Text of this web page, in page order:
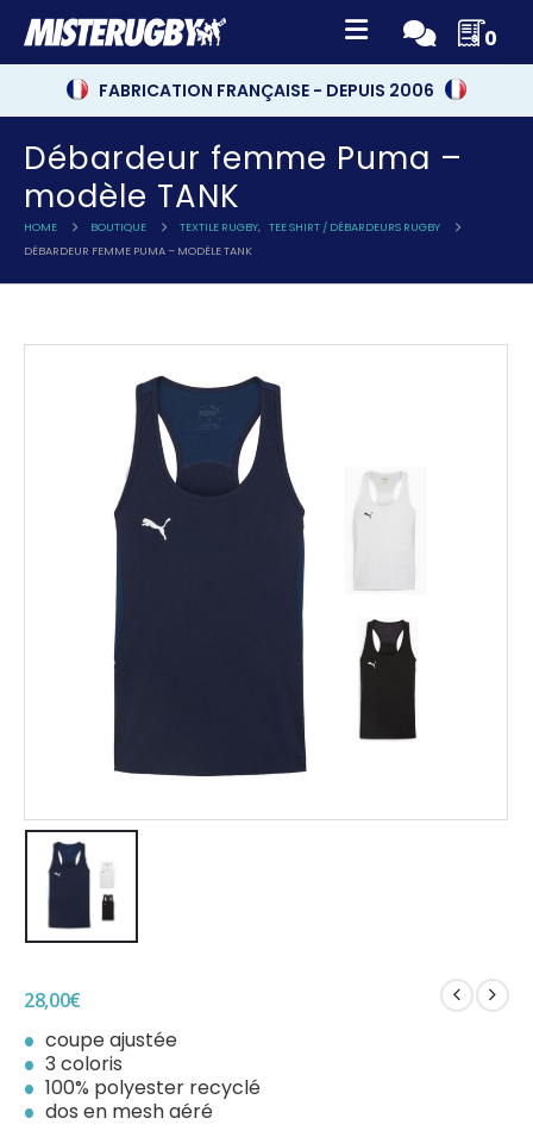
0
FABRICATION FRANÇAISE - DEPUIS 2006
Débardeur femme Puma –
modèle TANK
HOME BOUTIQUE TEXTILE RUGBY, TEE SHIRT / DÉBARDEURS RUGBY
DÉBARDEUR FEMME PUMA – MODÈLE TANK
28,00€
coupe ajustée
3 coloris
100% polyester recyclé
dos en mesh aéré